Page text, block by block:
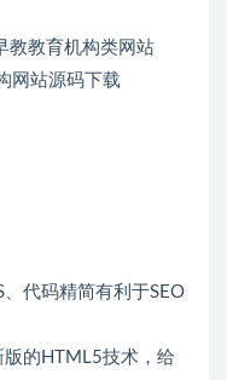
教教育机构类网站
网站源码下载
代码精简有利于SEO
的HTML5技术，给